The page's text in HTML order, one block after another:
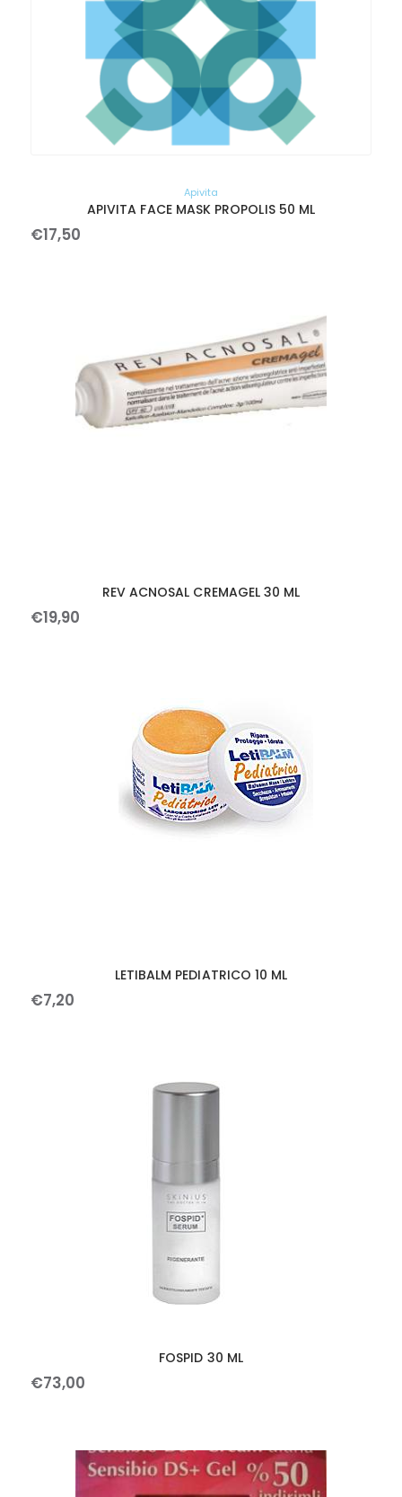
Apivita
APIVITA FACE MASK PROPOLIS 50 ML
€17,50
REV ACNOSAL CREMAGEL 30 ML
€19,90
LETIBALM PEDIATRICO 10 ML
€7,20
FOSPID 30 ML
€73,00